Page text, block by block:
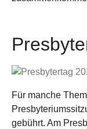
Für manche
gebührt. Am